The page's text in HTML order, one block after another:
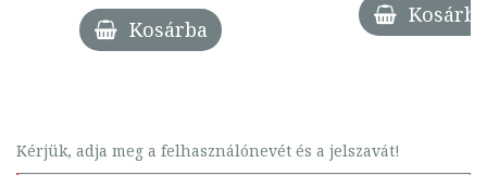
Kosárba
Kosárba
Kérjük, adja meg a felhasználónevét és a jelszavát!